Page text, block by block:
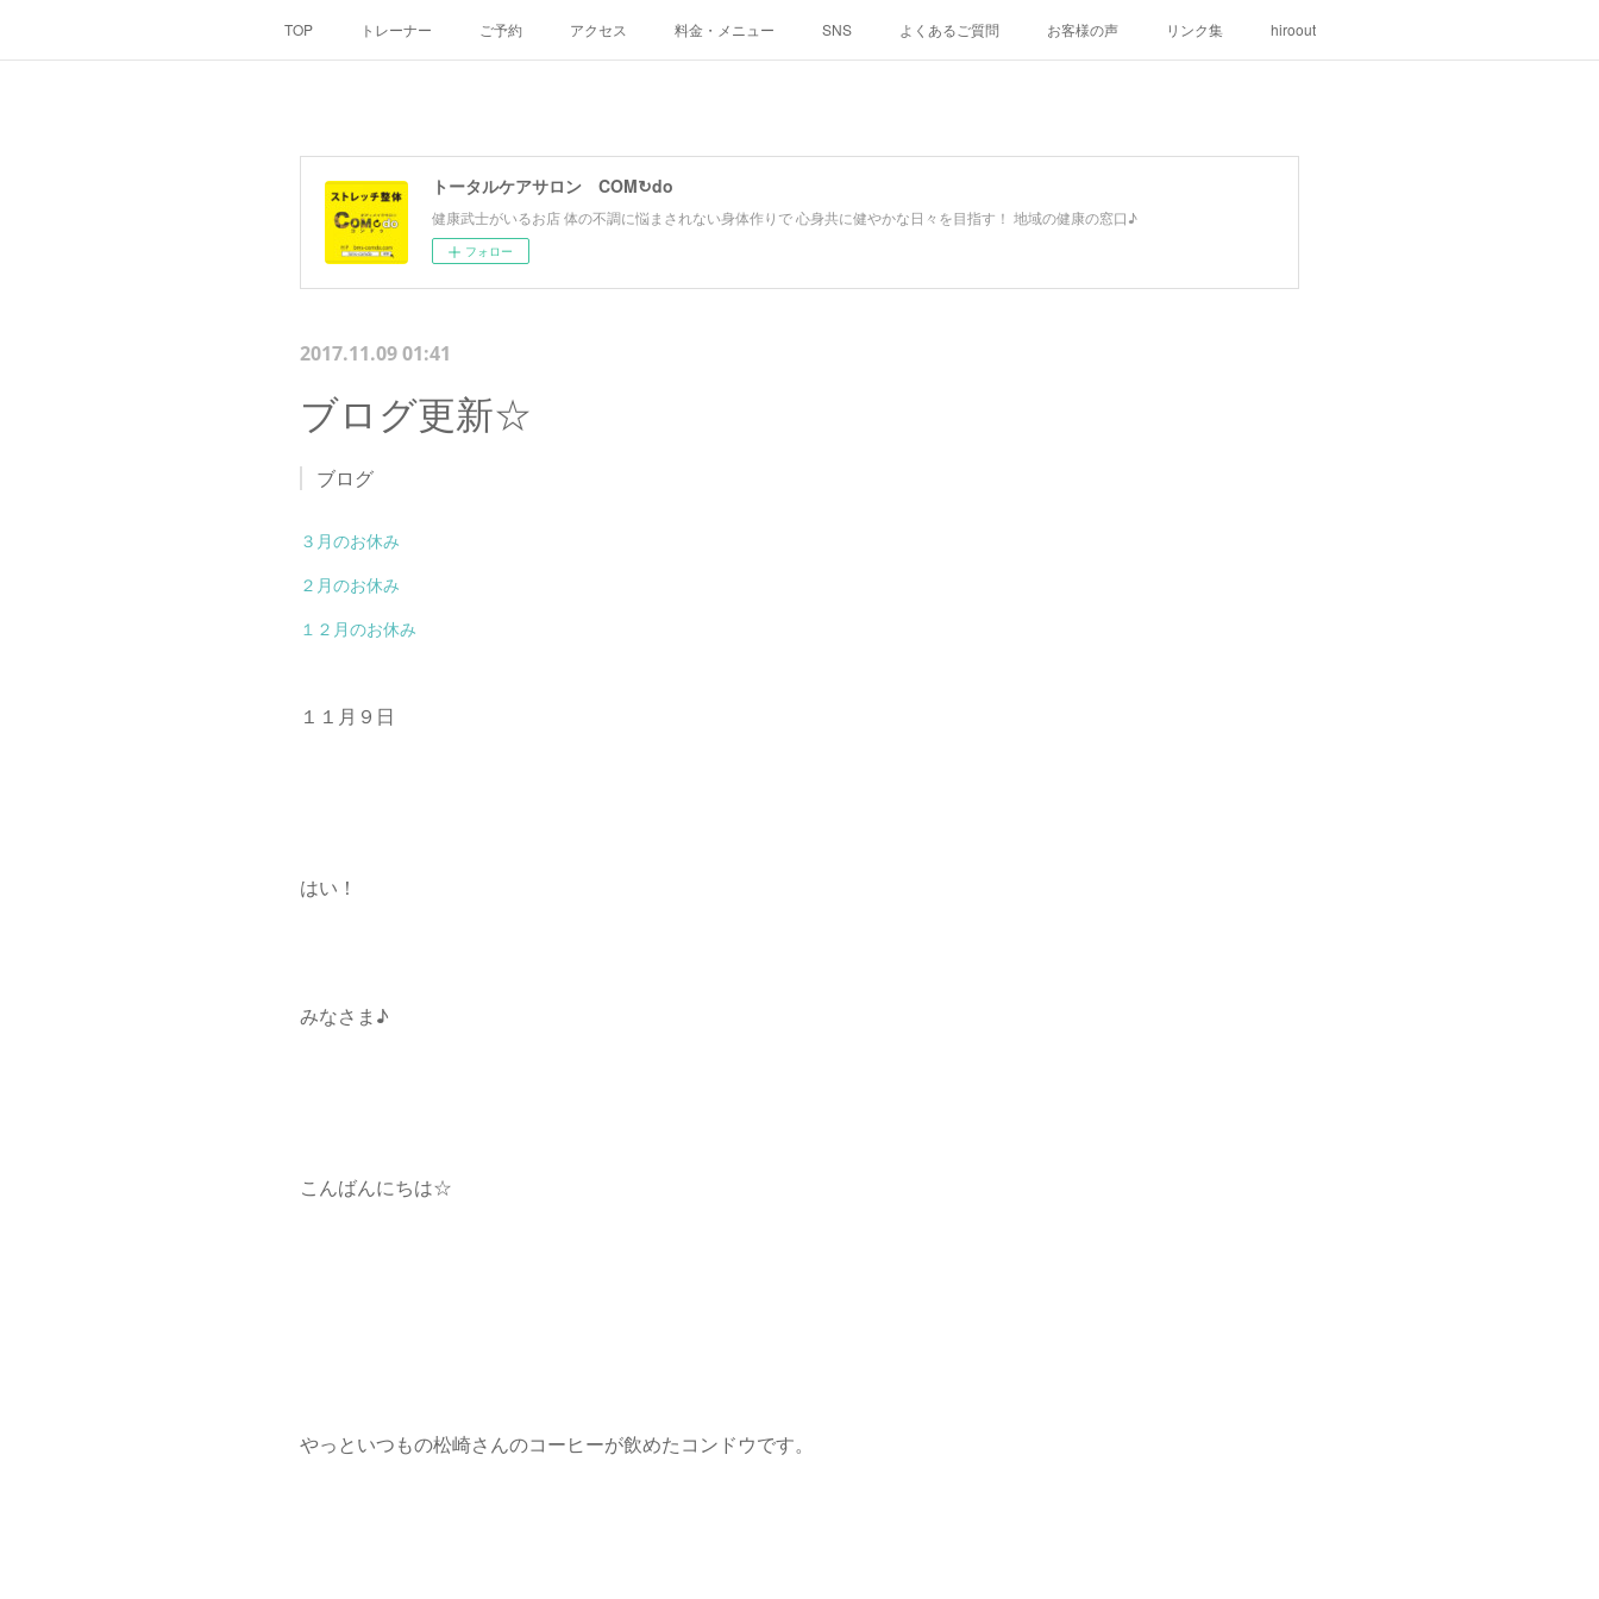
TOP トレーナー ご予約 アクセス 料金・メニュー SNS よくあるご質問 お客様の声 リンク集 hiroout
トータルケアサロン COM↻do
健康武士がいるお店 体の不調に悩まされない身体作りで 心身共に健やかな日々を目指す！ 地域の健康の窓口♪
フォロー
2017.11.09 01:41
ブログ更新☆
ブログ
３月のお休み
２月のお休み
１２月のお休み
１１月９日
はい！
みなさま♪
こんばんにちは☆
やっといつもの松崎さんのコーヒーが飲めたコンドウです。